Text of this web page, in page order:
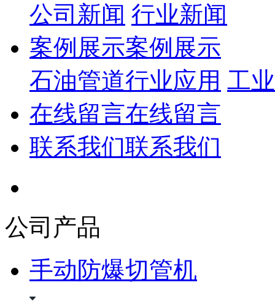
公司新闻 行业新闻
案例展示案例展示
石油管道行业应用 工
在线留言在线留言
联系我们联系我们
公司产品
手动防爆切管机